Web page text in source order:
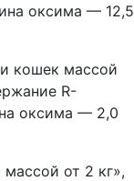
оксима — 12,5
кошек массой
R-
оксима — 2,0
от 2 кг»,